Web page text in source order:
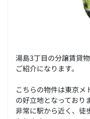
湯島3丁目の分譲賃貸
ご紹介になります。
こちらの物件は東京メ
の好立地となっており
非常に駅から近く、徒